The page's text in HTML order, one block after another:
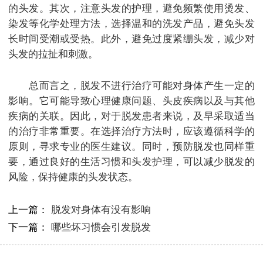
的头发。其次，注意头发的护理，避免频繁使用烫发、
染发等化学处理方法，选择温和的洗发产品，避免头发
长时间受潮或受热。此外，避免过度紧绷头发，减少对
头发的拉扯和刺激。
总而言之，脱发不进行治疗可能对身体产生一定的
影响。它可能导致心理健康问题、头皮疾病以及与其他
疾病的关联。因此，对于脱发患者来说，及早采取适当
的治疗非常重要。在选择治疗方法时，应该遵循科学的
原则，寻求专业的医生建议。同时，预防脱发也同样重
要，通过良好的生活习惯和头发护理，可以减少脱发的
风险，保持健康的头发状态。
上一篇： 脱发对身体有没有影响
下一篇： 哪些坏习惯会引发脱发